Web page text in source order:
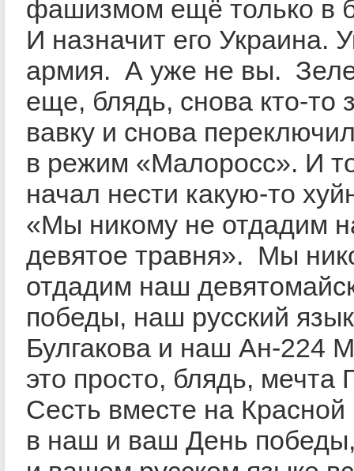
фашизмом ещё только в
И назначит его Украина.
армия. А уже не вы.
еще, блядь, снова кто-то
вавку и снова
в режим «Малоросс». И
начал нести какую-то
«Мы никому не отдадим
девятое травня». Мы
отдадим наш
победы, наш русский
Булгакова и наш Ан-224
это просто, блядь, мечта
Сесть вместе на
в наш и ваш День